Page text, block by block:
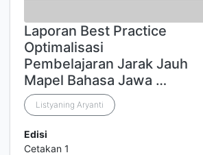
Laporan Best Practice
Optimalisasi
Pembelajaran Jarak Jauh
Mapel Bahasa Jawa …
Listyaning Aryanti
Edisi
Cetakan 1